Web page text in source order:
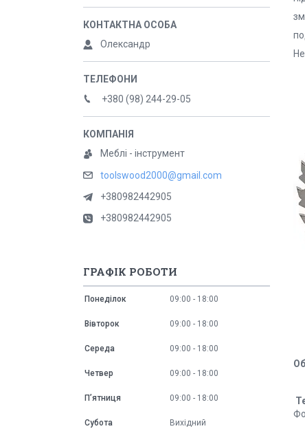
Олександр
+380 (98) 244-29-05
Меблі - інструмент
toolswood2000@gmail.com
+380982442905
+380982442905
ГРАФІК РОБОТИ
Понеділок 09:00 18:00
Вівторок 09:00 18:00
Середа 09:00 18:00
Четвер 09:00 18:00
Пʼятниця 09:00 18:00
Субота Вихідний